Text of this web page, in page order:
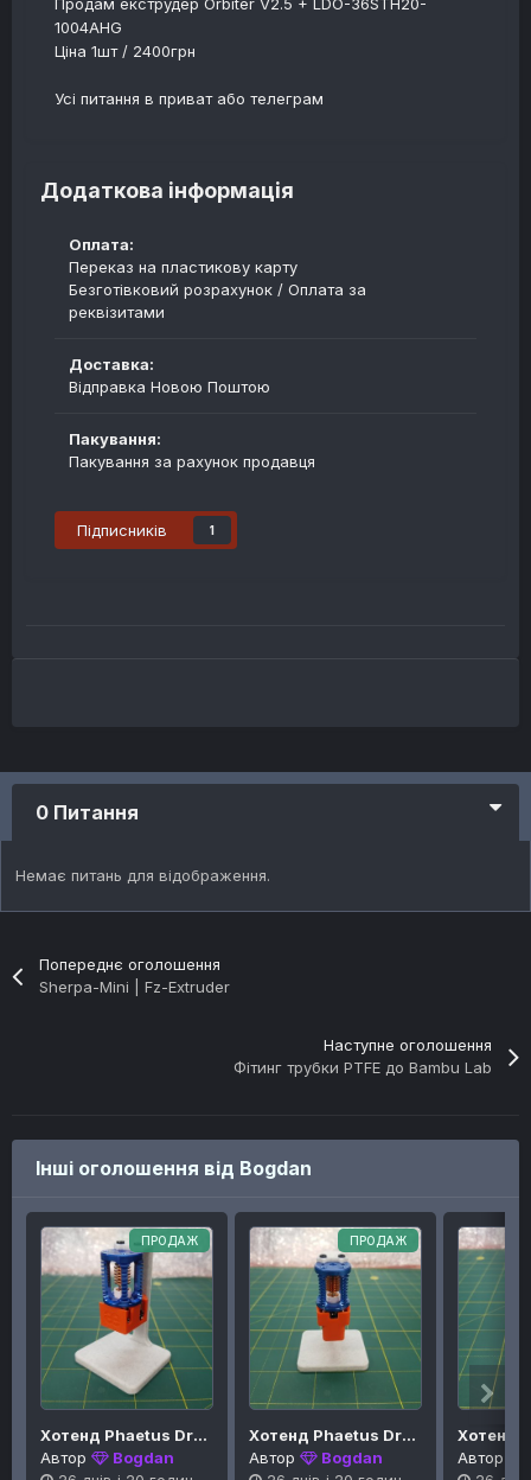
Продам екструдер Orbiter V2.5 + LDO-36STH20-
1004AHG
Ціна 1шт / 2400грн
Усі питання в приват або телеграм
Додаткова інформація
Оплата:
Переказ на пластикову карту
Безготівковий розрахунок / Оплата за
реквізитами
Доставка:
Відправка Новою Поштою
Пакування:
Пакування за рахунок продавця
Підписників 1
0 Питання
Немає питань для відображення.
Попереднє оголошення
Sherpa-Mini | Fz-Extruder
Наступне оголошення
Фітинг трубки PTFE до Bambu Lab
Інші оголошення від Bogdan
ПРОДАЖ
Хотенд Phaetus Dragon HF
Автор
Bogdan
ПРОДАЖ
Хотенд Phaetus Dragon UHF + T-Volcano TriangleLab
Автор
Bogdan
Автор